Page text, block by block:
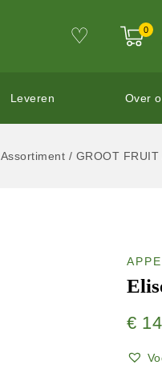
♡ 0
Leveren Over
Assortiment / GROOT FRUIT
€ 14